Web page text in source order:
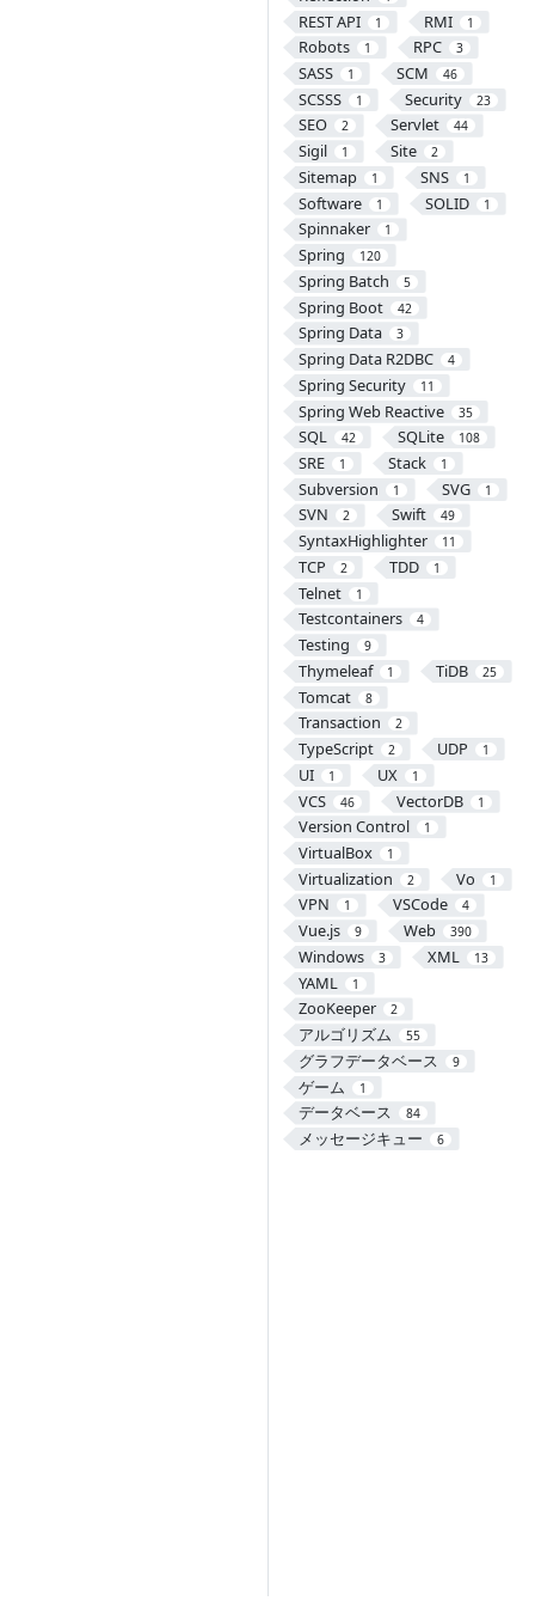
REST API 1 RMI 1
Robots 1 RPC 3
SASS 1 SCM 46
SCSSS 1 Security 23
SEO 2 Servlet 44
Sigil 1 Site 2
Sitemap 1 SNS 1
Software 1 SOLID 1
Spinnaker 1
Spring 120
Spring Batch 5
Spring Boot 42
Spring Data 3
Spring Data R2DBC 4
Spring Security 11
Spring Web Reactive 35
SQL 42 SQLite 108
SRE 1 Stack 1
Subversion 1 SVG 1
SVN 2 Swift 49
SyntaxHighlighter 11
TCP 2 TDD 1
Telnet 1
Testcontainers 4
Testing 9
Thymeleaf 1 TiDB 25
Tomcat 8
Transaction 2
TypeScript 2 UDP 1
UI 1 UX 1
VCS 46 VectorDB 1
Version Control 1
VirtualBox 1
Virtualization 2 Vo 1
VPN 1 VSCode 4
Vue.js 9 Web 390
Windows 3 XML 13
YAML 1
ZooKeeper 2
アルゴリズム 55
グラフデータベース 9
ゲーム 1
データベース 84
メッセージキュー 6